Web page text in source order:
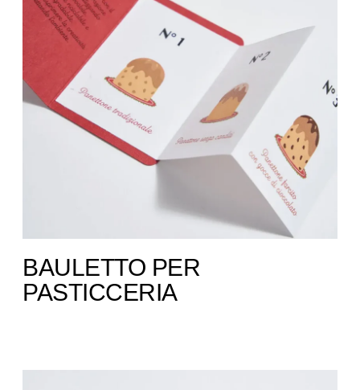
BAULETTO PER
PASTICCERIA ​